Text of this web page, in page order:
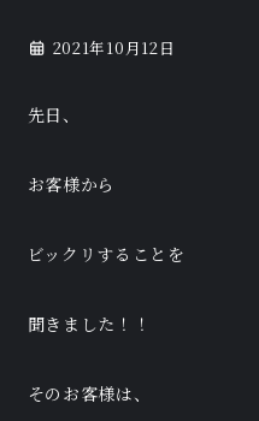
2021年10月12日
先日、
お客様から
ビックリすることを
聞きました！！
そのお客様は、